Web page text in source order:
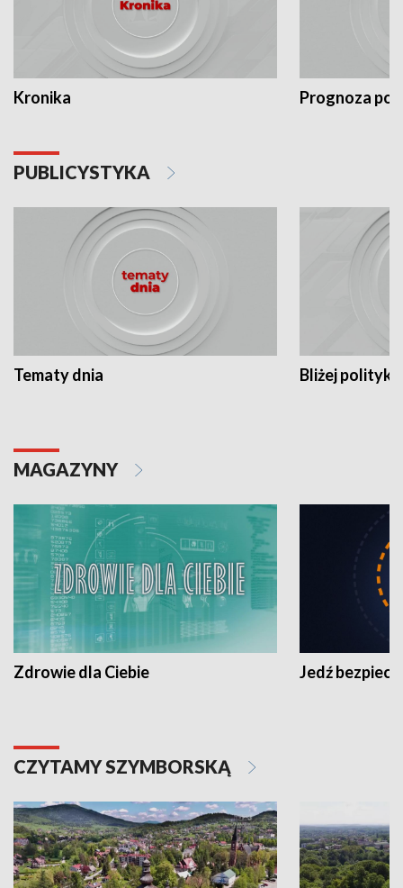
Kronika Prognoza
PUBLICYSTYKA
Tematy dnia Bliżej polityki
MAGAZYNY
Zdrowie dla Ciebie Jedź
CZYTAMY SZYMBORSKĄ